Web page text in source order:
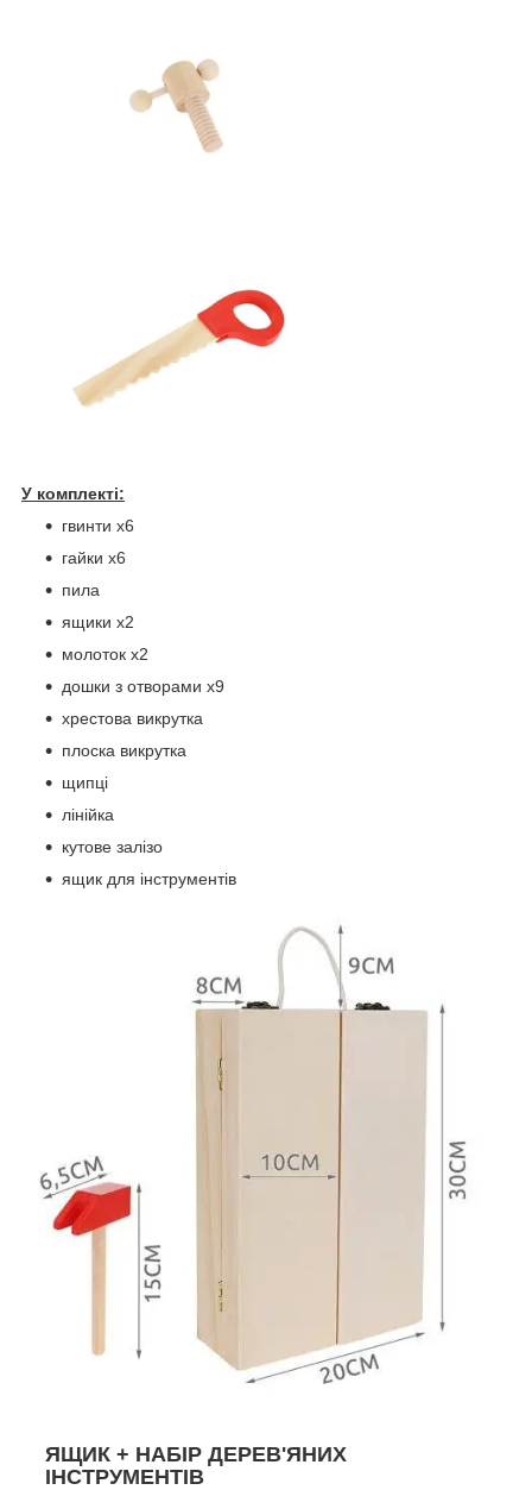
У комплекті:
гвинти x6
гайки x6
пила
ящики x2
молоток x2
дошки з отворами x9
хрестова викрутка
плоска викрутка
щипці
лінійка
кутове залізо
ящик для інструментів
ЯЩИК + НАБІР ДЕРЕВ'ЯНИХ
ІНСТРУМЕНТІВ